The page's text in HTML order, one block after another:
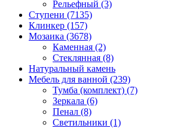
Рельефный (3)
Ступени (7135)
Клинкер (157)
Мозаика (3678)
Каменная (2)
Стеклянная (8)
Натуральный камень
Мебель для ванной (239)
Тумба (комплект) (7)
Зеркала (6)
Пенал (8)
Светильники (1)